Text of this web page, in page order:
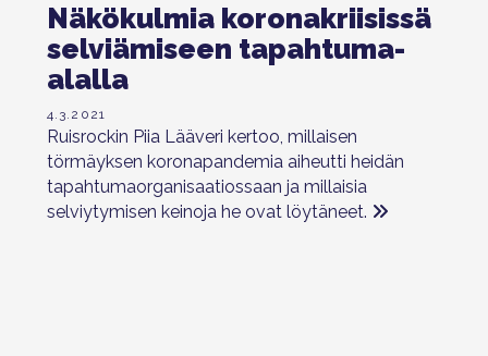
Näkökulmia koronakriisissä
selviämiseen tapahtuma-
alalla
4.3.2021
Ruisrockin Piia Lääveri kertoo, millaisen
törmäyksen koronapandemia aiheutti heidän
tapahtumaorganisaatiossaan ja millaisia
selviytymisen keinoja he ovat löytäneet.